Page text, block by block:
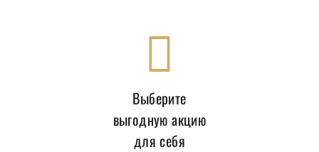
Выберите
выгодную акцию
для себя